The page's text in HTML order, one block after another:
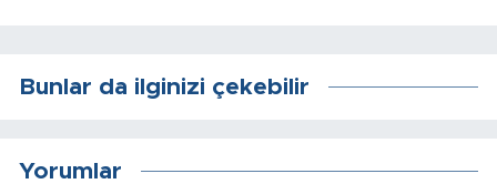
Bunlar da ilginizi çekebilir
Yorumlar
Darende